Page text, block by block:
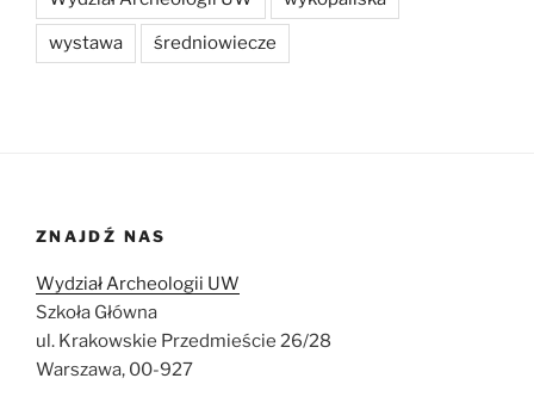
wystawa średniowiecze
ZNAJDŹ NAS
Wydział Archeologii UW
Szkoła Główna
ul. Krakowskie Przedmieście 26/28
Warszawa, 00-927